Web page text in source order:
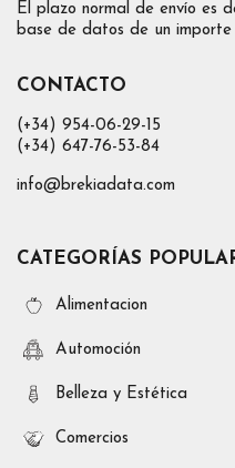
El plazo normal de envío es
base de datos de un
CONTACTO
(+34) 954-06-29-15
(+34) 647-76-53-84
info@brekiadata.com
CATEGORÍAS
Alimentacion
Automoción
Belleza y Estética
Comercios